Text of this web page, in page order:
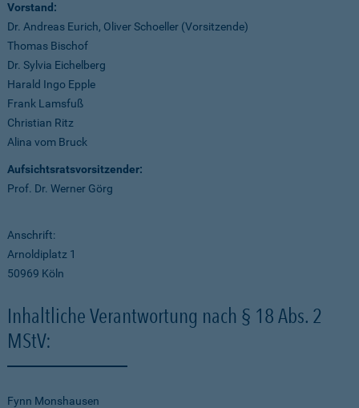
Vorstand:
Dr. Andreas Eurich, Oliver Schoeller (Vorsitzende)
Thomas Bischof
Dr. Sylvia Eichelberg
Harald Ingo Epple
Frank Lamsfuß
Christian Ritz
Alina vom Bruck
Aufsichtsratsvorsitzender:
Prof. Dr. Werner Görg
Anschrift:
Arnoldiplatz 1
50969 Köln
Inhaltliche Verantwortung nach § 18 Abs. 2
MStV:
Fynn Monshausen